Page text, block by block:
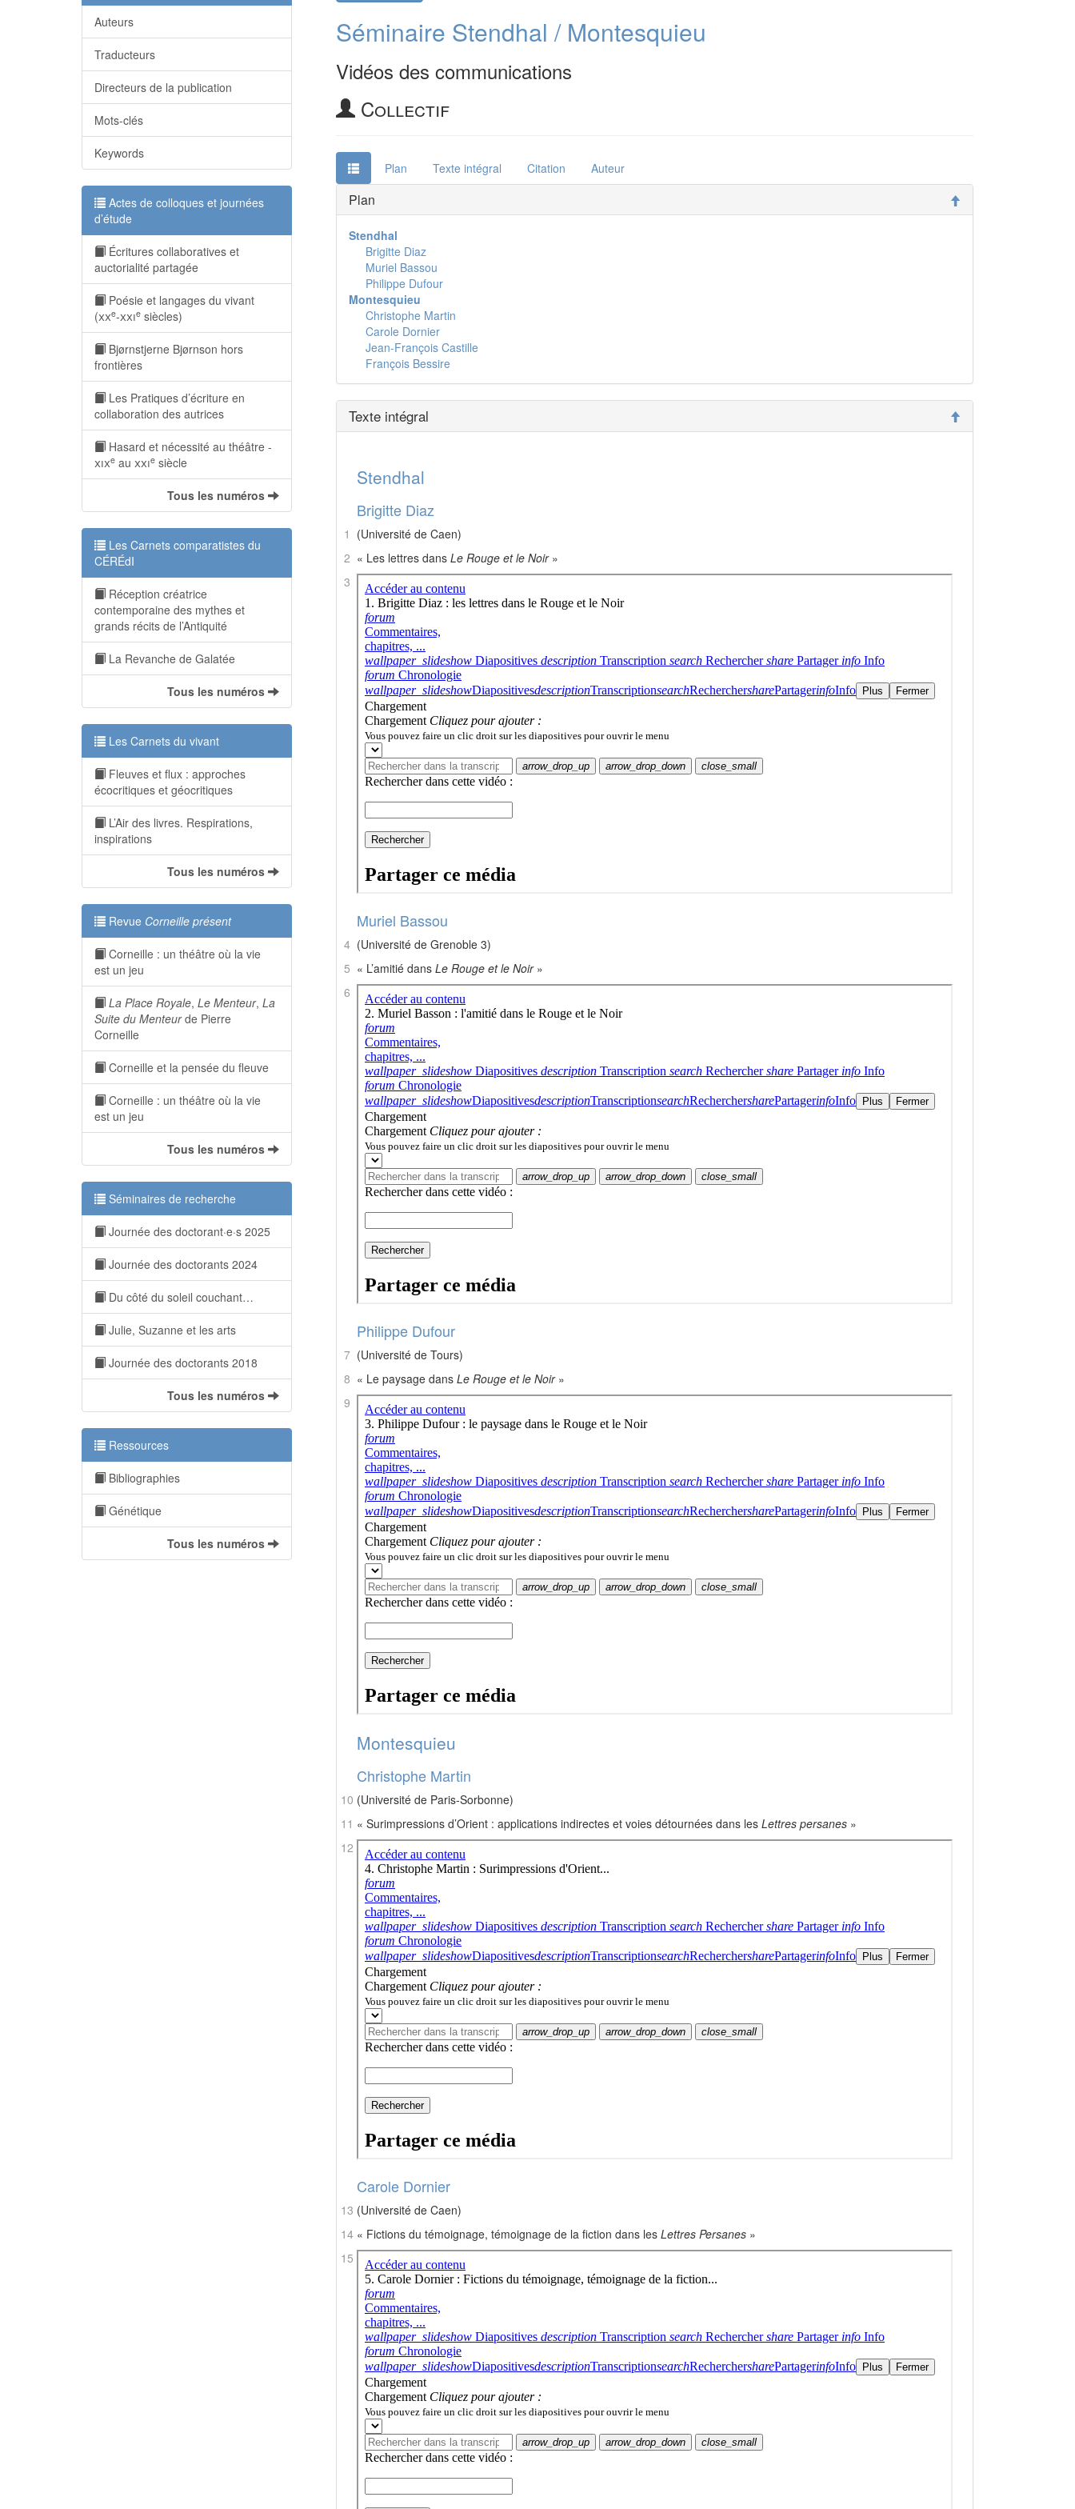
Auteurs
Traducteurs
Directeurs de la publication
Mots-clés
Keywords
Actes de colloques et journées
d’étude
Écritures collaboratives et
auctorialité partagée
Poésie et langages du vivant
(xxe-xxie siècles)
Bjørnstjerne Bjørnson hors
frontières
Les Pratiques d’écriture en
collaboration des autrices
Hasard et nécessité au théâtre -
xixe au xxie siècle
Tous les numéros
Les Carnets comparatistes du
CÉRÉdI
Réception créatrice
contemporaine des mythes et
grands récits de l’Antiquité
La Revanche de Galatée
Tous les numéros
Les Carnets du vivant
Fleuves et flux : approches
écocritiques et géocritiques
L’Air des livres. Respirations,
inspirations
Tous les numéros
Revue Corneille présent
Corneille : un théâtre où la vie
est un jeu
La Place Royale, Le Menteur, La
Suite du Menteurde Pierre
Corneille
Corneille et la pensée du fleuve
Corneille : un théâtre où la vie
est un jeu
Tous les numéros
Séminaires de recherche
Journée des doctorant·e·s 2025
Journée des doctorants 2024
Du côté du soleil couchant…
Julie, Suzanne et les arts
Journée des doctorants 2018
Tous les numéros
Ressources
Bibliographies
Génétique
Tous les numéros
Séminaire Stendhal / Montesquieu
Vidéos des communications
Collectif
Plan Texte intégral Citation Auteur
Plan
Stendhal
Brigitte Diaz
Muriel Bassou
Philippe Dufour
Montesquieu
Christophe Martin
Carole Dornier
Jean-François Castille
François Bessire
Texte intégral
Stendhal
Brigitte Diaz
1 (Université de Caen)
2 « Les lettres dans Le Rouge et le Noir»
3
Muriel Bassou
4 (Université de Grenoble 3)
5 « L’amitié dans Le Rouge et le Noir»
6
Philippe Dufour
7 (Université de Tours)
8 « Le paysage dans Le Rouge et le Noir»
9
Montesquieu
Christophe Martin
10 (Université de Paris-Sorbonne)
11 « Surimpressions d’Orient : applications indirectes et voies détournées dans les Lettres persanes»
12
Carole Dornier
13 (Université de Caen)
14 « Fictions du témoignage, témoignage de la fiction dans les Lettres Persanes»
15